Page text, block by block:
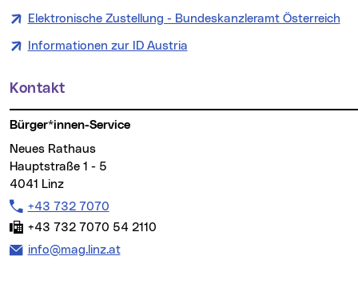
Elektronische Zustellung - Bundeskanzleramt Österreich
Informationen zur ID Austria
Weitere Informationen
Kontakt
Bürger*innen-Service
Neues Rathaus
Hauptstraße 1 - 5
4041 Linz
Telefon:
+43 732 7070
Fax:
+43 732 7070 54 2110
E-Mail Adresse:
info@mag.linz.at